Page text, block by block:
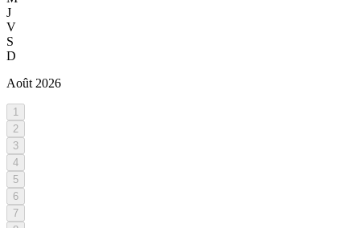
J
V
S
D
Août 2026
1
2
3
4
5
6
7